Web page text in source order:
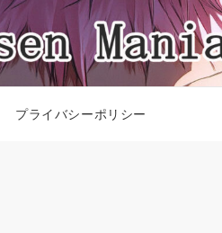
プライバシーポリシー